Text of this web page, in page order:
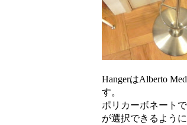
HangerはAlberto
す。
ポリカーボネート
が選択できるよう